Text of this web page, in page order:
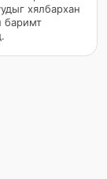
хялбархан
баримт